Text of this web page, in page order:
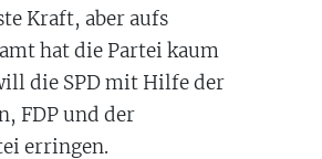
Kraft, aber aufs
hat die Partei kaum
die SPD mit Hilfe der
FDP und der
erringen.